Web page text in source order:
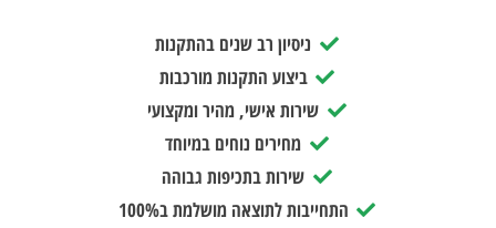
ניסיון רב שנים בהתקנות
ביצוע התקנות מורכבות
שירות אישי, מהיר ומקצועי
מחירים נוחים במיוחד
שירות בתכיפות גבוהה
התחייבות לתוצאה מושלמת ב100%